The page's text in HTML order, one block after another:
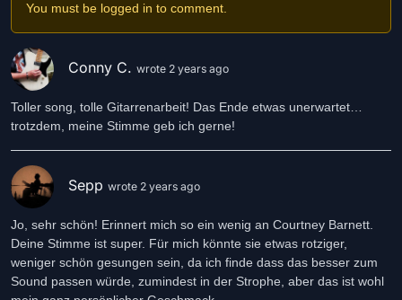
You must be logged in to comment.
Conny C. wrote 2 years ago
Toller song, tolle Gitarrenarbeit! Das Ende etwas unerwartet…
trotzdem, meine Stimme geb ich gerne!
Sepp wrote 2 years ago
Jo, sehr schön! Erinnert mich so ein wenig an Courtney Barnett.
Deine Stimme ist super. Für mich könnte sie etwas rotziger,
weniger schön gesungen sein, da ich finde dass das besser zum
Sound passen würde, zumindest in der Strophe, aber das ist wohl